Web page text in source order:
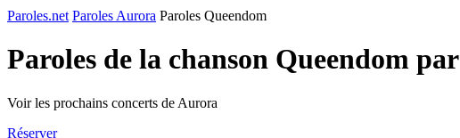
Paroles.net Paroles Aurora Paroles Queendom
Paroles de la chanson Queendom par
Voir les prochains concerts de Aurora
Réserver